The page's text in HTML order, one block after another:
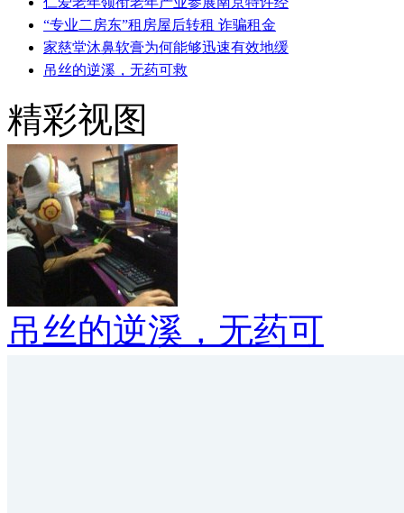
“专业二房东”租房屋后转租 诈骗租金
家慈堂沐鼻软膏为何能够迅速有效地缓
吊丝的逆溪，无药可救
精彩视图
吊丝的逆溪，无药可